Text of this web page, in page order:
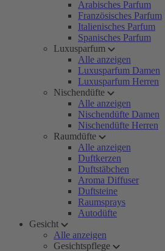
Arabisches Parfum
Französisches Parfum
Italienisches Parfum
Spanisches Parfum
Luxusparfum
Alle anzeigen
Luxusparfum Damen
Luxusparfum Herren
Nischendüfte
Alle anzeigen
Nischendüfte Damen
Nischendüfte Herren
Raumdüfte
Alle anzeigen
Duftkerzen
Duftstäbchen
Aroma Diffuser
Duftsteine
Raumsprays
Autodüfte
Gesicht
Alle anzeigen
Gesichtspflege